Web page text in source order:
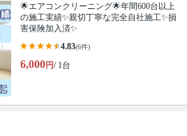
🌟エアコンクリーニング🌟年間600台以上
の施工実績✨親切丁寧な完全自社施工✨損
害保険加入済✨
4.83(6件)
6,000円/ 1台